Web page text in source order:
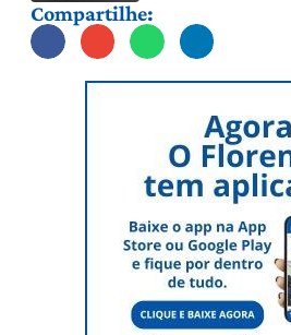
Compartilhe: